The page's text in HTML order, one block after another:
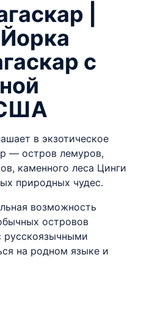
|
с
США
в экзотическое
— остров лемуров,
каменного леса Цинги
природных чудес.
возможность
островов
русскоязычными
на родном языке и